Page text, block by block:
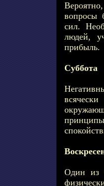
вопросы
сил.
людей,
прибыль.
Суббота
Один из